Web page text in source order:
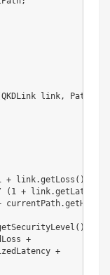
QKDLink link, Path
+ link.getLoss ( )
( 1 + link.getLatency
currentPath.
( )
+
+